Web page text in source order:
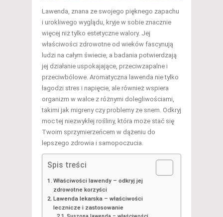
Lawenda, znana ze swojego pięknego zapachu
i urokliwego wyglądu, kryje w sobie znacznie
więcej niż tylko estetyczne walory. Jej
właściwości zdrowotne od wieków fascynują
ludzi na całym świecie, a badania potwierdzają
jej działanie uspokajające, przeciwzapalne i
przeciwbólowe. Aromatyczna lawenda nie tylko
łagodzi stres i napięcie, ale również wspiera
organizm w walce z różnymi dolegliwościami,
takimi jak migreny czy problemy ze snem. Odkryj
moc tej niezwykłej rośliny, która może stać się
Twoim sprzymierzeńcem w dążeniu do
lepszego zdrowia i samopoczucia.
Spis treści
Właściwości lawendy – odkryj jej
zdrowotne korzyści
Lawenda lekarska – właściwości
lecznicze i zastosowanie